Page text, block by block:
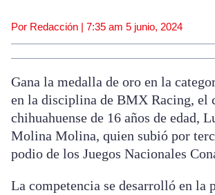
Por Redacción | 7:35 am 5 junio, 2024
Gana la medalla de oro en la
en la disciplina de BMX Racing, el
chihuahuense de 16 años de edad,
Molina Molina, quien subió por
podio de los Juegos Nacionales
La competencia se desarrolló en la